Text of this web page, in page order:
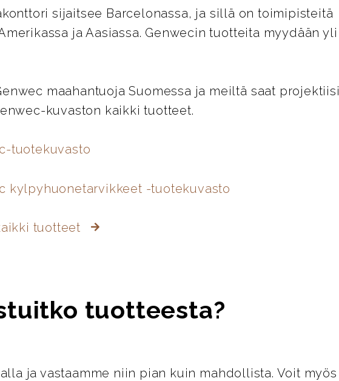
sijaitsee Barcelonassa, ja sillä on toimipisteitä
ja Aasiassa. Genwecin tuotteita myydään yli
maahantuoja Suomessa ja meiltä saat projektiisi
kuvaston kaikki tuotteet.
tuotekuvasto
kylpyhuonetarvikkeet -tuotekuvasto
tuotteet
tuotteesta?
ja vastaamme niin pian kuin mahdollista. Voit myös